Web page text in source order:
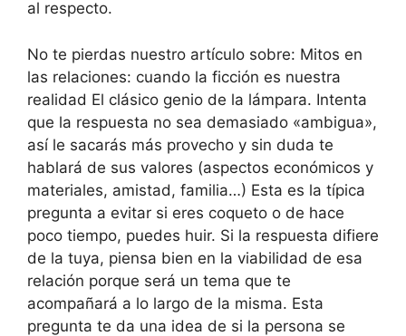
al respecto.
No te pierdas nuestro artículo sobre: ​​Mitos en
las relaciones: cuando la ficción es nuestra
realidad El clásico genio de la lámpara. Intenta
que la respuesta no sea demasiado «ambigua»,
así le sacarás más provecho y sin duda te
hablará de sus valores (aspectos económicos y
materiales, amistad, familia…) Esta es la típica
pregunta a evitar si eres coqueto o de hace
poco tiempo, puedes huir. Si la respuesta difiere
de la tuya, piensa bien en la viabilidad de esa
relación porque será un tema que te
acompañará a lo largo de la misma. Esta
pregunta te da una idea de si la persona se